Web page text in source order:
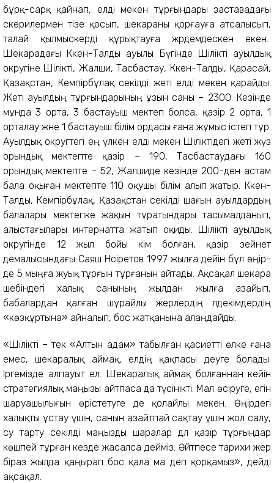
бұрқ-сарқ қайнап, елді мекен тұрғындары заставадағы
әскерилермен тізе қосып, шекараны қорғауға атсалысып,
талай қылмыскерді құрықтауға жәрдемдескен екен.
Шекарадағы Кәкен-Талды ауылы Бүгінде Шілікті ауылдық
ок­ругі­не Шілікті, Жалши, Тасбас­тау, Кәкен-Талды, Қарасай,
Қа­зақ­стан, Кемпірбұлақ секілді же­ті елді мекен қарайды.
Жеті ауыл­дың тұрғындарының ұзын саны – 2300. Кезінде
мұнда 3 орта, 3 бас­тауыш мектеп болса, қазір 2 орта, 1
орталау және 1 бастауыш білім ордасы ғана жұмыс істеп тұр.
Ауылдық округтегі ең үлкен елді мекен Шіліктідегі жеті жүз
орындық мектепте қазір – 190, Тасбастаудағы 160
орындық мектепте – 52, Жал­шиде кезінде 200-ден астам
бала оқыған мектепте 110 оқушы білім алып жатыр. Кәкен-
Талды, Кемпірбұлақ, Қазақстан секілді шағын ауылдардың
балалары мектепке жақын тұратындары тасымалданып,
алыстағылары интернатта жатып оқиды. Шілік­ті ауылдық
округінде 12 жыл бойы әкім болған, қазір зейнет
демалысындағы Саяш Нәсі­ре­тов 1997 жылға дейін бұл өңір­
де 5 мыңға жуық тұрғын тұр­ғанын айтады. Ақсақал шекара
шебіндегі халық санының жыл­дан жылға азайып,
бабалардан қалған шұрайлы жерлердің әлде­кімдердің
«көзқұртына» айналып, бос жатқанына алаңдайды.
«Ші­лікті – тек «Алтын адам» та­былған қасиетті өлке ғана
емес, шекаралық аймақ, елдің қақпасы деу­ге болады.
Іргемізде алпауыт ел. Шекаралық аймақ болғаннан кейін
стратегиялық маңызы айтпаса да түсінікті. Мал өсіруге, егін
шаруашылығын өрістетуге де қо­лайлы мекен. Өңірдегі
халықты ұстау үшін, санын азайтпай сақтау үшін жол салу,
су тарту секілді маңыз­ды шаралар дәл қазір тұр­ғындар
көшпей тұрған кезде жасалса дейміз. Әйтпесе тарихи жер
біраз жылда қаңырап бос қала ма деп қорқамыз», дейді
ақсақал.